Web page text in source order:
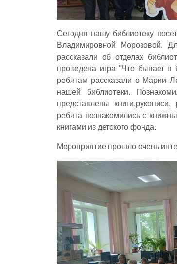
Сегодня нашу библиотеку
Владимировной Морозовой.
рассказали об отделах
проведена игра "Что бывает в
ребятам рассказали о Марии
нашей библиотеки.
представлены
ребята познакомились с
книгами из детского фонда.
Мероприятие прошло очень